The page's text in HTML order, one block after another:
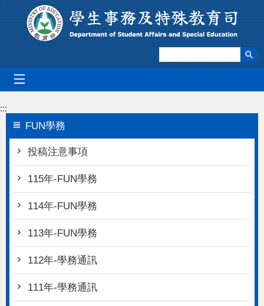
跳到主要內容區塊
:::
FUN學務
投稿注意事項
115年-FUN學務
114年-FUN學務
113年-FUN學務
112年-學務通訊
111年-學務通訊